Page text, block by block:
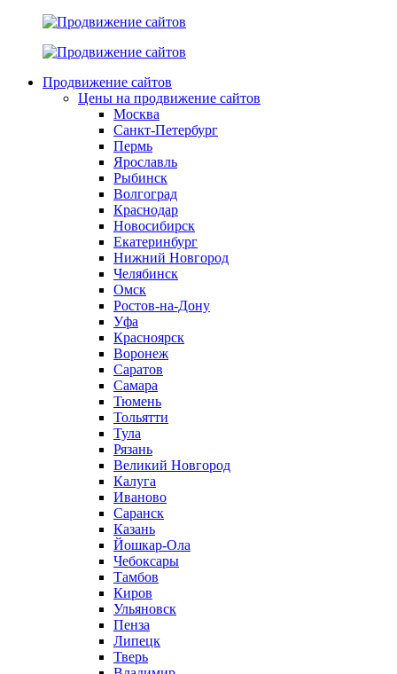
Продвижение сайтов
Цены на продвижение сайтов
Москва
Санкт-Петербург
Пермь
Ярославль
Рыбинск
Волгоград
Краснодар
Новосибирск
Екатеринбург
Нижний Новгород
Челябинск
Омск
Ростов-на-Дону
Уфа
Красноярск
Воронеж
Саратов
Самара
Тюмень
Тольятти
Тула
Рязань
Великий Новгород
Калуга
Иваново
Саранск
Казань
Йошкар-Ола
Чебоксары
Тамбов
Киров
Ульяновск
Пенза
Липецк
Тверь